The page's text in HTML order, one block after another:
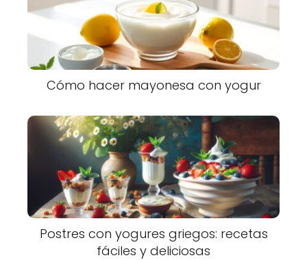
Cómo hacer mayonesa con yogur
Postres con yogures griegos: recetas
fáciles y deliciosas